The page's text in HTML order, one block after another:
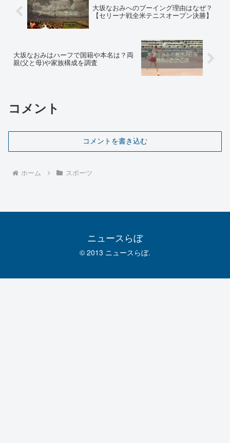
大坂なおみへのブーイング理由はなぜ？
【セリーナ戦全米テニスオープン決勝】
大坂なおみはハーフで国籍や本名は？両
親(父と母)や家族構成を調査
コメント
コメントを書き込む
ホーム スポーツ
ニュースらぼ
© 2013 ニュースらぼ.